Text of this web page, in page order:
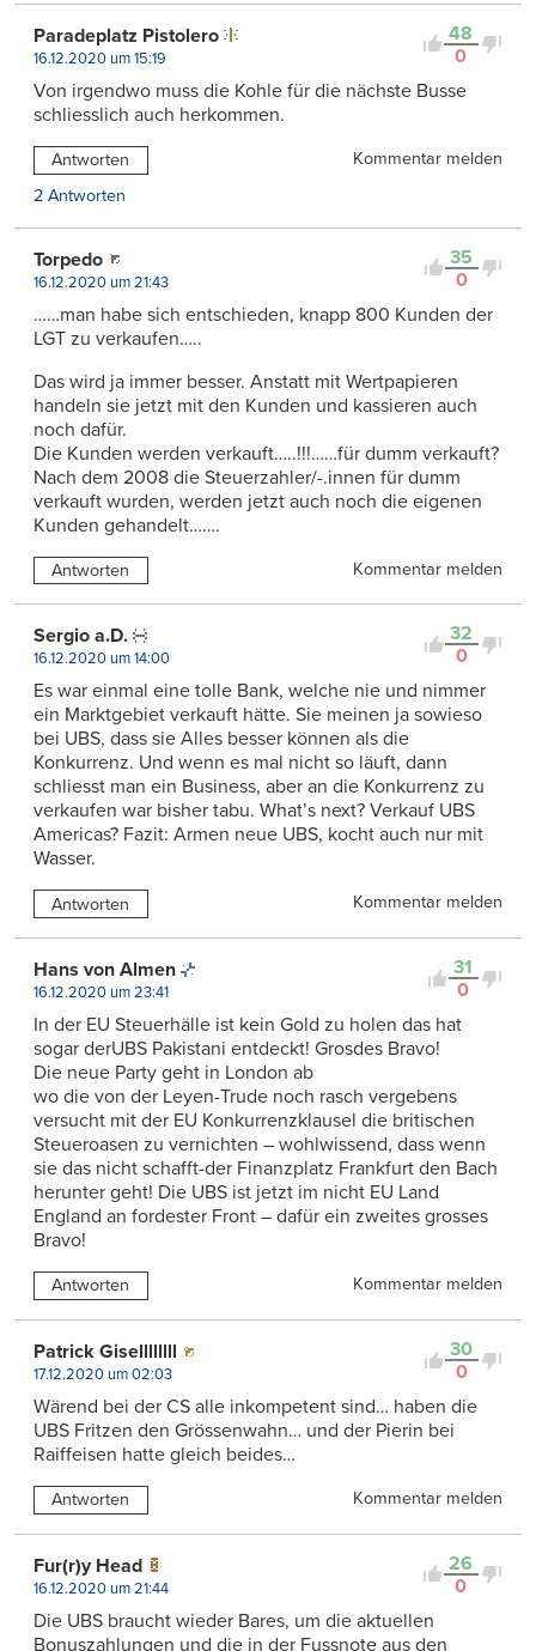
48
0
Paradeplatz Pistolero
16.12.2020 um 15:19
Von irgendwo muss die Kohle für die nächste Busse
schliesslich auch herkommen.
Antworten
Kommentar melden
2 Antworten
35
0
Torpedo
16.12.2020 um 21:43
……man habe sich entschieden, knapp 800 Kunden der
LGT zu verkaufen…..
Das wird ja immer besser. Anstatt mit Wertpapieren
handeln sie jetzt mit den Kunden und kassieren auch
noch dafür.
Die Kunden werden verkauft…..!!!……für dumm verkauft?
Nach dem 2008 die Steuerzahler/-.innen für dumm
verkauft wurden, werden jetzt auch noch die eigenen
Kunden gehandelt…….
Antworten Kommentar melden
32
0
Sergio a.D.
16.12.2020 um 14:00
Es war einmal eine tolle Bank, welche nie und nimmer
ein Marktgebiet verkauft hätte. Sie meinen ja sowieso
bei UBS, dass sie Alles besser können als die
Konkurrenz. Und wenn es mal nicht so läuft, dann
schliesst man ein Business, aber an die Konkurrenz zu
verkaufen war bisher tabu. What’s next? Verkauf UBS
Americas? Fazit: Armen neue UBS, kocht auch nur mit
Wasser.
Antworten Kommentar melden
31
0
Hans von Almen
16.12.2020 um 23:41
In der EU Steuerhälle ist kein Gold zu holen das hat
sogar derUBS Pakistani entdeckt! Grosdes Bravo!
Die neue Party geht in London ab
wo die von der Leyen-Trude noch rasch vergebens
versucht mit der EU Konkurrenzklausel die britischen
Steueroasen zu vernichten – wohlwissend, dass wenn
sie das nicht schafft-der Finanzplatz Frankfurt den Bach
herunter geht! Die UBS ist jetzt im nicht EU Land
England an fordester Front – dafür ein zweites grosses
Bravo!
Antworten Kommentar melden
30
0
Patrick Gisellllllll
17.12.2020 um 02:03
Wärend bei der CS alle inkompetent sind… haben die
UBS Fritzen den Grössenwahn… und der Pierin bei
Raiffeisen hatte gleich beides…
Antworten Kommentar melden
26
0
Fur(r)y Head
16.12.2020 um 21:44
Die UBS braucht wieder Bares, um die aktuellen
Bonuszahlungen und die in der Fussnote aus den